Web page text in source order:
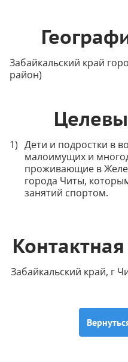
Забайкальский край
район)
Дети и подростки в
малоимущих и
проживающие в
города Читы,
занятий спортом.
Забайкальский край, г